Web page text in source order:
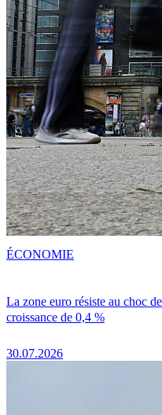
La zone euro résiste au choc
croissance de 0,4 %
30.07.2026
ÉCONOMIE